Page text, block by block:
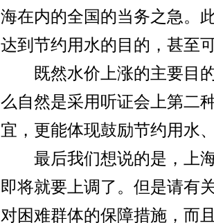
海在内的全国的当务之急。
达到节约用水的目的，甚至
既然水价上涨的主要目的
么自然是采用听证会上第
宜，更能体现鼓励节约用水
最后我们想说的是，上海
即将就要上调了。但是请有
对困难群体的保障措施，而